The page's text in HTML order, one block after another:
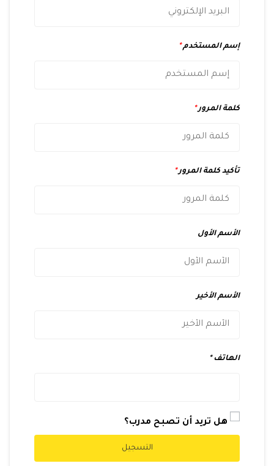
إسم المستخدم*
كلمة المرور*
تأكيد كلمة المرور*
الأسم الأول
الأسم الأخير
الهاتف
هل تريد أن تصبح مدرب؟
التسجيل